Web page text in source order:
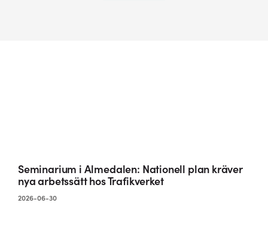
Seminarium i Almedalen: Nationell plan kräver
nya arbetssätt hos Trafikverket
2026-06-30